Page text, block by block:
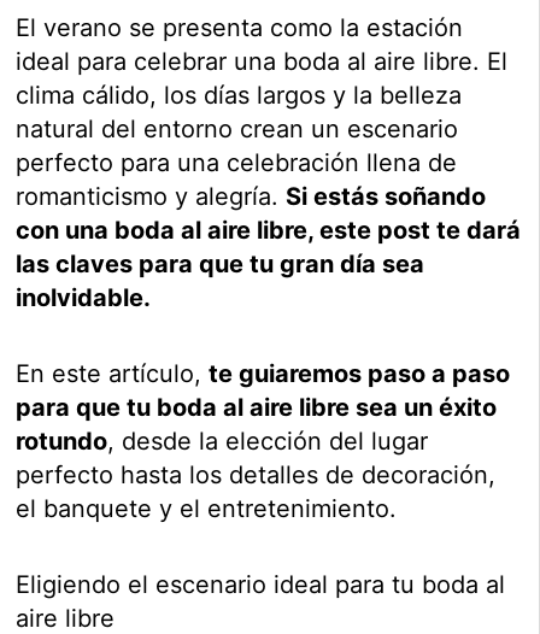
El verano se presenta como la estación
ideal para celebrar una boda al aire libre. El
clima cálido, los días largos y la belleza
natural del entorno crean un escenario
perfecto para una celebración llena de
romanticismo y alegría. Si estás soñando
con una boda al aire libre, este post te dará
las claves para que tu gran día sea
inolvidable.
En este artículo,te guiaremos paso a paso
para que tu boda al aire libre sea un éxito
rotundo, desde la elección del lugar
perfecto hasta los detalles de decoración,
el banquete y el entretenimiento.
Eligiendo el escenario ideal para tu boda al
aire libre